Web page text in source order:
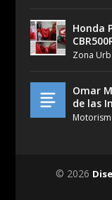
Honda
Zona
Omar
de las
© 2026